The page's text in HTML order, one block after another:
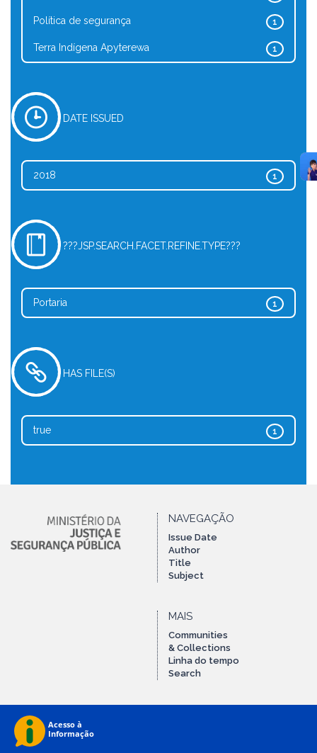
1
Política de segurança
1
Terra Indígena Apyterewa
DATE ISSUED
1
2018
???JSP.SEARCH.FACET.REFINE.TYPE???
1
Portaria
HAS FILE(S)
1
true
NAVEGAÇÃO
Issue Date
Author
Title
Subject
MAIS
Communities
& Collections
Linha do tempo
Search